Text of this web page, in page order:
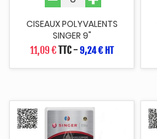
CISEAUX POLYVALENTS
SINGER 9"
11,09 €TTC-9,24 € HT